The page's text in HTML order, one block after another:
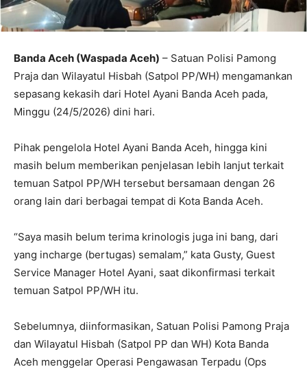
Banda Aceh (Waspada Aceh) – Satuan Polisi Pamong
Praja dan Wilayatul Hisbah (Satpol PP/WH) mengamankan
sepasang kekasih dari Hotel Ayani Banda Aceh pada,
Minggu (24/5/2026) dini hari.
Pihak pengelola Hotel Ayani Banda Aceh, hingga kini
masih belum memberikan penjelasan lebih lanjut terkait
temuan Satpol PP/WH tersebut bersamaan dengan 26
orang lain dari berbagai tempat di Kota Banda Aceh.
“Saya masih belum terima krinologis juga ini bang, dari
yang incharge (bertugas) semalam,” kata Gusty, Guest
Service Manager Hotel Ayani, saat dikonfirmasi terkait
temuan Satpol PP/WH itu.
Sebelumnya, diinformasikan, Satuan Polisi Pamong Praja
dan Wilayatul Hisbah (Satpol PP dan WH) Kota Banda
Aceh menggelar Operasi Pengawasan Terpadu (Ops